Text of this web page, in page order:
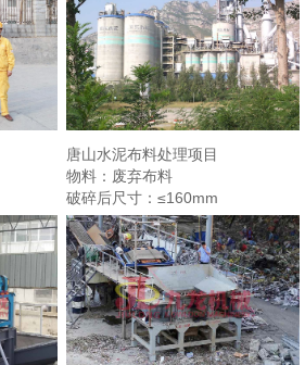
唐山水泥布料处理项目
物料： 废弃布料
破碎后尺寸：≤160mm